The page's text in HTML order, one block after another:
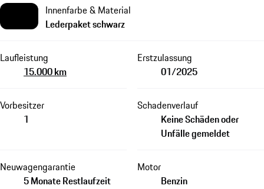
Innenfarbe & Material
Lederpaket schwarz
Laufleistung
15.000 km
Erstzulassung
01/2025
Vorbesitzer
1
Schadenverlauf
Keine Schäden oder
Unfälle gemeldet
Neuwagengarantie
5 Monate Restlaufzeit
Motor
Benzin